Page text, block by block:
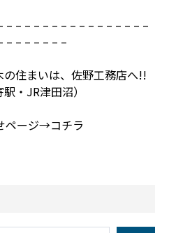
– – – – – – – – – – – – – – – –
– – – – – – –
住まいは、佐野工務店へ!!
・JR津田沼）
ページ→コチラ